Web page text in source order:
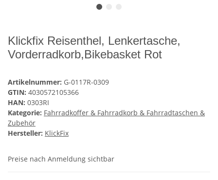
Klickfix Reisenthel, Lenkertasche,
Vorderradkorb,Bikebasket Rot
Artikelnummer: G-0117R-0309
GTIN: 4030572105366
HAN: 0303RI
Kategorie: Fahrradkoffer & Fahrradkorb & Fahrradtaschen &
Zubehör
Hersteller: KlickFix
Preise nach Anmeldung sichtbar